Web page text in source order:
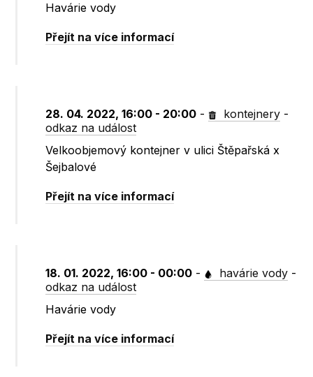
Havárie vody
Přejít na více informací
28. 04. 2022, 16:00 - 20:00 - kontejnery -
odkaz na událost
Velkoobjemový kontejner v ulici Štěpařská x
Šejbalové
Přejít na více informací
18. 01. 2022, 16:00 - 00:00 - havárie vody -
odkaz na událost
Havárie vody
Přejít na více informací